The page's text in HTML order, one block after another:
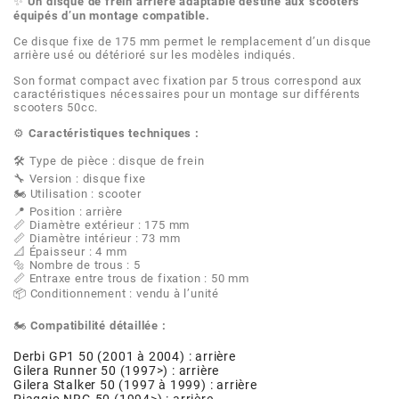
CABLERIE
STICKERS
BON PLAN
MOTEUR SOLEX
PARTIE CYCLE SOLEX
CHASSIS
FREINAGE
CABLERIE
ELECTRICITE
VARIATION
EMBRAYAGE
TRANSMISSION
REFROIDISSEMENT
RESERVOIR
DEMARRAGE
CARTER
CHASSIS
FREINAGE
ECLAIRAGE
ELECTRICITE
CABLERIE
CARROSSERIE
AM6 ALL DAY
AGP
AIRSAL
AJP
ALGI
ALLPRO
ALT-1
APRILIA
équipés d’un montage compatible.
Ce disque fixe de 175 mm permet le remplacement d’un disque
arrière usé ou détérioré sur les modèles indiqués.
Son format compact avec fixation par 5 trous correspond aux
caractéristiques nécessaires pour un montage sur différents
scooters 50cc.
⚙️ Caractéristiques techniques :
🛠️ Type de pièce : disque de frein
🔧 Version : disque fixe
🏍️ Utilisation : scooter
📍 Position : arrière
📏 Diamètre extérieur : 175 mm
📏 Diamètre intérieur : 73 mm
📐 Épaisseur : 4 mm
🔩 Nombre de trous : 5
📏 Entraxe entre trous de fixation : 50 mm
📦 Conditionnement : vendu à l’unité
🏍️ Compatibilité détaillée :
Derbi GP1 50 (2001 à 2004) : arrière
Gilera Runner 50 (1997>) : arrière
Gilera Stalker 50 (1997 à 1999) : arrière